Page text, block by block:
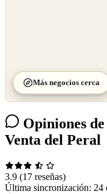
Más negocios cerca
Opiniones
Venta del Peral
3.9 (17 reseñas)
Última sincronización: 24